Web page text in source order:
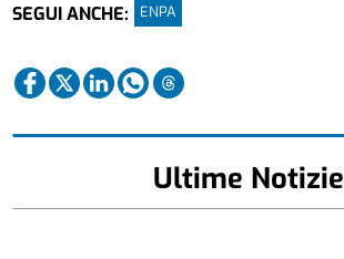
SEGUI ANCHE:
ENPA
Ultime Notizie